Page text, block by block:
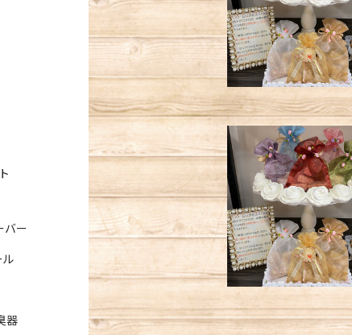
バー
器